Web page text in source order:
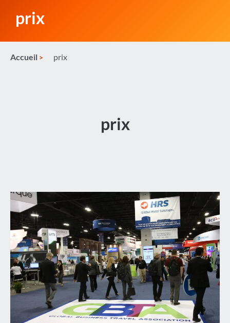
prix
Accueil prix
prix